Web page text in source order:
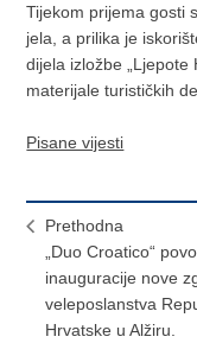
Tijekom prijema gosti
jela, a prilika je
dijela izložbe „Ljepote
materijale turističkih
Pisane vijesti
Prethodna
„Duo Croatico“
inauguracije nove
veleposlanstva
Hrvatske u Alžiru.